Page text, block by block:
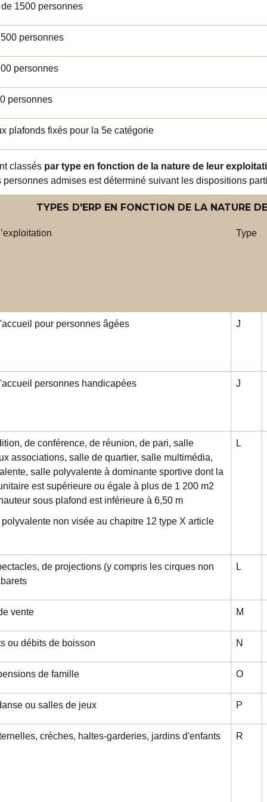
1500 personnes
personnes
personnes
personnes
plafonds fixés pour la 5ecatégorie
classés par type en fonction de la nature de leur
personnes admises est déterminé suivant les dispositions
TYPES D'ERP EN FONCTION DE LA NATURE
Type
pour personnes âgées J
personnes handicapées J
de conférence, de réunion, de pari, salle
associations, salle de quartier, salle multimédia,
salle polyvalente à dominante sportive dont la
est supérieure ou égale à plus de 1 200 m2
sous plafond est inférieure à 6,50 m
non visée au chapitre 12 type X article
L
de projections (y compris les cirques non
L
vente M
ou débits de boisson N
de famille O
ou salles de jeux P
crèches, haltes-garderies, jardins d'enfants R